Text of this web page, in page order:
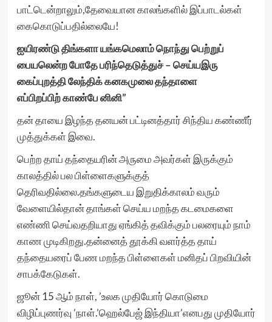
பாட்டென்றாலும்,தேவையான காலங்களில் இப்பாடல்கள்
கைகொடுப்பதில்லையே!
ஐயிரண்டு திங்களா யங்கமெலாம் நொந்து பெற்றுப்
பையலென்ற போதே பரிந்தெடுத்துச் – செய்யஇரு
கைப்புறத்தி லேந்திக் கனகமுலை தந்தாளை
எப்பிறப்பிற் காண்பே னினி”
தன் தாயை இழந்த தனயன் பட்டினத்தார் சிந்திய கண்ணீர்
முத்துக்கள் இவை.
பெற்ற தாய் தந்தையரின் அருமை அவர்கள் இருக்கும்
காலத்தில் பல பிள்ளைகளுக்குத்
தெரிவதில்லை.தங்களுடைய இறுதிக்காலம் வரும்
வேளையில்தான் தாங்கள் செய்ய மறந்த கடமைகளை
எண்ணி செய்வதறியாது ஏங்கித் தவிக்கும் பலரையும் நாம்
காண முடிகிறது.தன்னைத் தூக்கி வளர்த்த தாய்
தந்தையரைப் பேண மறந்த பிள்ளைகள் மனிதப் பிறவியின்
சாபக்கேடுகள்.
ஜூன் 15 ஆம் நாள், ’உலக முதியோர் கொடுமை
விழிப்புணர்வு ’நாள்.’ஹெல்பேஜ் இந்தியா’எனபது முதியோர்